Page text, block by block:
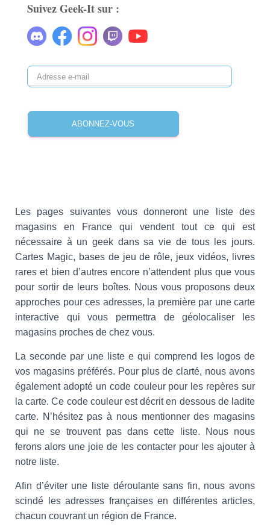
Suivez Geek-It sur :
ABONNEZ-VOUS
Les pages suivantes vous donneront une liste des
magasins en France qui vendent tout ce qui est
nécessaire à un geek dans sa vie de tous les jours.
Cartes Magic, bases de jeu de rôle, jeux vidéos, livres
rares et bien d’autres encore n’attendent plus que vous
pour sortir de leurs boîtes. Nous vous proposons deux
approches pour ces adresses, la première par une carte
interactive qui vous permettra de géolocaliser les
magasins proches de chez vous.
La seconde par une liste e qui comprend les logos de
vos magasins préférés. Pour plus de clarté, nous avons
également adopté un code couleur pour les repères sur
la carte. Ce code couleur est décrit en dessous de ladite
carte. N’hésitez pas à nous mentionner des magasins
qui ne se trouvent pas dans cette liste. Nous nous
ferons alors une joie de les contacter pour les ajouter à
notre liste.
Afin d’éviter une liste déroulante sans fin, nous avons
scindé les adresses françaises en différentes articles,
chacun couvrant un région de France.